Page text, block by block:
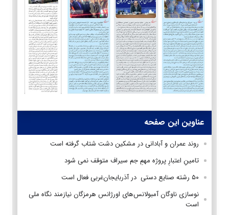
عناوین این صفحه
روند عمران و آبادانی در مشکین دشت شتاب گرفته است
تامینِ اعتبارِ پروژه مهمِ جم سیراف متوقف نمی شود
۵۰ رشته صنایع‌ دستی در آذربایجان‌غربی فعال است
نوسازی ناوگان آمبولانس‌های‌ اورژانس هرمزگان نیازمند نگاه ملی
است